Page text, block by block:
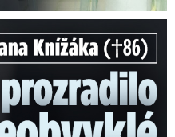
neobvyklé parte?